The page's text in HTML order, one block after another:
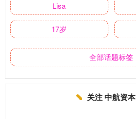
Lisa
17岁
全部话题标签
关注 中航资本